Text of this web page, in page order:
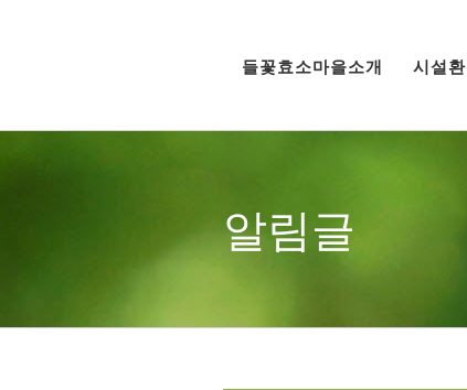
들꽃효소마을소개 시설
알림글